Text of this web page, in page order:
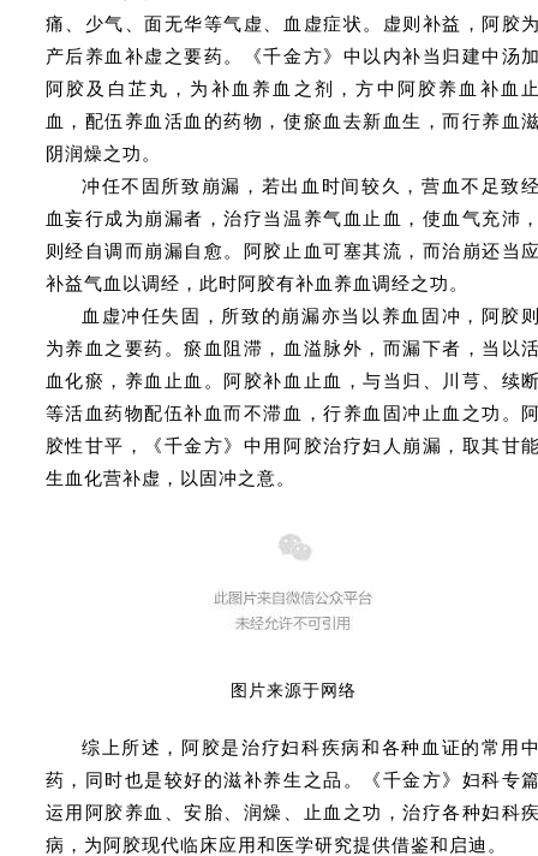
痛、少气、面无华等气虚、血虚症状。虚则补益，阿胶
产后养血补虚之要药。《千金方》中以内补当归建中汤
阿胶及白芷丸，为补血养血之剂，方中阿胶养血补血
血，配伍养血活血的药物，使瘀血去新血生，而行养血
阴润燥之功。
冲任不固所致崩漏，若出血时间较久，营血不足致
血妄行成为崩漏者，治疗当温养气血止血，使血气充沛
则经自调而崩漏自愈。阿胶止血可塞其流，而治崩还当
补益气血以调经，此时阿胶有补血养血调经之功。
血虚冲任失固，所致的崩漏亦当以养血固冲，阿胶
为养血之要药。瘀血阻滞，血溢脉外，而漏下者，当以
血化瘀，养血止血。阿胶补血止血，与当归、川芎、续
等活血药物配伍补血而不滞血，行养血固冲止血之功。
胶性甘平，《千金方》中用阿胶治疗妇人崩漏，取其甘
生血化营补虚，以固冲之意。
图片来源于网络
综上所述，阿胶是治疗妇科疾病和各种血证的常用
药，同时也是较好的滋补养生之品。《千金方》妇科专
运用阿胶养血、安胎、润燥、止血之功，治疗各种妇科
病，为阿胶现代临床应用和医学研究提供借鉴和启迪。